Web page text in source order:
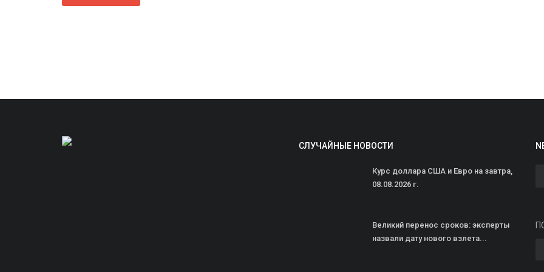
СЛУЧАЙНЫЕ НОВОСТИ
Курс доллара США и Евро на завтра,
08.08.2026 г.
Великий перенос сроков: эксперты
назвали дату нового взлета...